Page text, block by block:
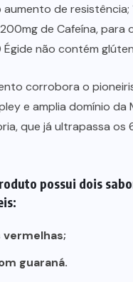
aumento de resistência;
de Cafeína, para
Égide não contém
corrobora o
e amplia domínio da
que já ultrapassa os
possui dois
vermelhas;
guaraná.